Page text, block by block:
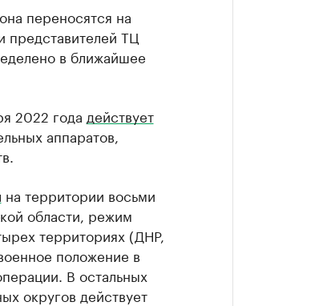
переносятся на
ТЦ
в ближайшее
2022 года действует
аппаратов,
на территории восьми
области, режим
территориях (ДНР,
положение в
В остальных
округов действует